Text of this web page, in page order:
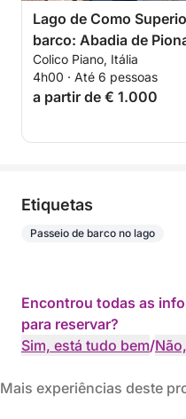
Lago de Como
barco: Abadia de
escondidas
Colico Piano, Itália
4h00 · Até 6 pessoas
a partir de € 1.000
Etiquetas
Passeio de barco no lago
Encontrou todas as
para reservar?
Sim, está tudo bem/
Mais experiências deste